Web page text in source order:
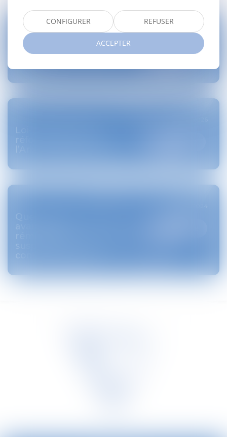
Réforme des flexi-jobs : la
loi du 28 juin 2026 est
Publié le :02/07/2026
Lire la suite
réforme des pensions :
avantages
suspension ou de fin du
contrat de travail ?
CONFIGURER REFUSER
ACCEPTER